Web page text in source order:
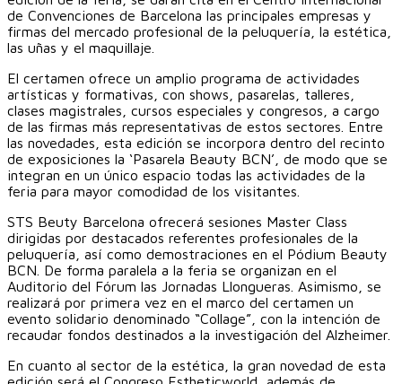
de Convenciones de Barcelona las principales empresas y
firmas del mercado profesional de la peluquería, la estética,
las uñas y el maquillaje.
El certamen ofrece un amplio programa de actividades
artísticas y formativas, con shows, pasarelas, talleres,
clases magistrales, cursos especiales y congresos, a cargo
de las firmas más representativas de estos sectores. Entre
las novedades, esta edición se incorpora dentro del recinto
de exposiciones la ‘Pasarela Beauty BCN’, de modo que se
integran en un único espacio todas las actividades de la
feria para mayor comodidad de los visitantes.
STS Beuty Barcelona ofrecerá sesiones Master Class
dirigidas por destacados referentes profesionales de la
peluquería, así como demostraciones en el Pódium Beauty
BCN. De forma paralela a la feria se organizan en el
Auditorio del Fórum las Jornadas Llongueras. Asimismo, se
realizará por primera vez en el marco del certamen un
evento solidario denominado “Collage”, con la intención de
recaudar fondos destinados a la investigación del Alzheimer.
En cuanto al sector de la estética, la gran novedad de esta